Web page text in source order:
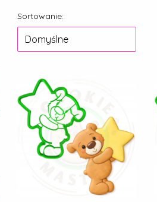
Lista produktów
Sortowanie:
Domyślne